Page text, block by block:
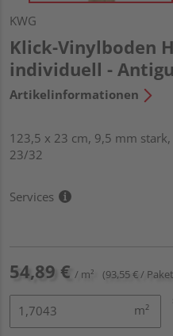
KWG
Klick-Vinylboden
individuell -
Artikelinformationen
123,5 x 23 cm, 9,5 mm
23/32
Services
54,89 € / m² (93,55 € /
m²